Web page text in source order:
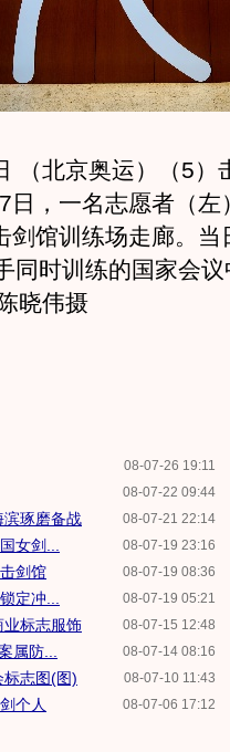
（北京奥运）（5
日，一名志愿者（左
剑馆训练场走廊。当
同时训练的国家会
晓伟摄
08-07-26 19:11
08-07-22 09:44
08-07-21 22:14
滨琢磨备战
08-07-19 23:16
女剑...
08-07-19 08:36
剑馆
08-07-19 05:21
定冲...
08-07-15 12:48
标志服饰
08-07-14 08:16
属防...
08-07-10 11:43
志图(图)
08-07-06 17:12
个人